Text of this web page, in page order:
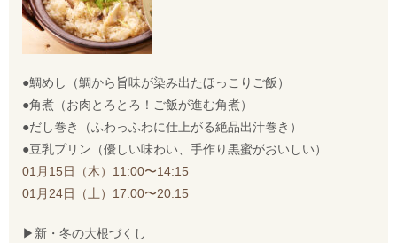
●鯛めし（鯛から旨味が染み出たほっこりご飯）
●角煮（お肉とろとろ！ご飯が進む角煮）
●だし巻き（ふわっふわに仕上がる絶品出汁巻き）
●豆乳プリン（優しい味わい、手作り黒蜜がおいしい）
01月15日（木）11:00〜14:15
01月24日（土）17:00〜20:15
▶︎新・冬の大根づくし